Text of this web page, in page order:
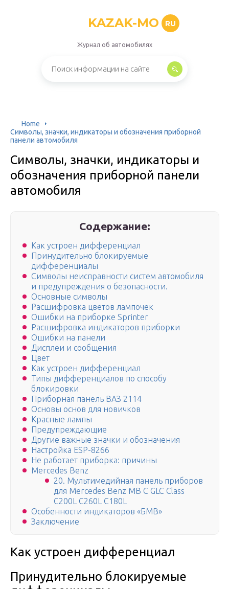
KAZAK-MO RU
Журнал об автомобилях
Home
Символы, значки, индикаторы и обозначения приборной
панели автомобиля
Символы, значки, индикаторы и
обозначения приборной панели
автомобиля
Содержание:
Как устроен дифференциал
Принудительно блокируемые
дифференциалы
Символы неисправности систем автомобиля
и предупреждения о безопасности.
Основные символы
Расшифровка цветов лампочек
Ошибки на приборке Sprinter
Расшифровка индикаторов приборки
Ошибки на панели
Дисплеи и сообщения
Цвет
Как устроен дифференциал
Типы дифференциалов по способу
блокировки
Приборная панель ВАЗ 2114
Основы основ для новичков
Красные лампы
Предупреждающие
Другие важные значки и обозначения
Настройка ESP-8266
Не работает приборка: причины
Mercedes Benz
20. Мультимедийная панель приборов
для Mercedes Benz MB C GLC Class
C200L C260L C180L
Особенности индикаторов «БМВ»
Заключение
Как устроен дифференциал
Принудительно блокируемые